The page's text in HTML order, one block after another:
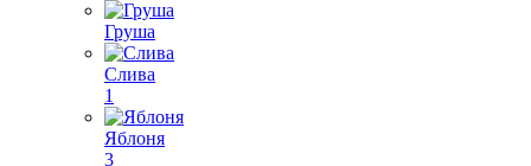
Груша
Слива
1
Яблоня
3